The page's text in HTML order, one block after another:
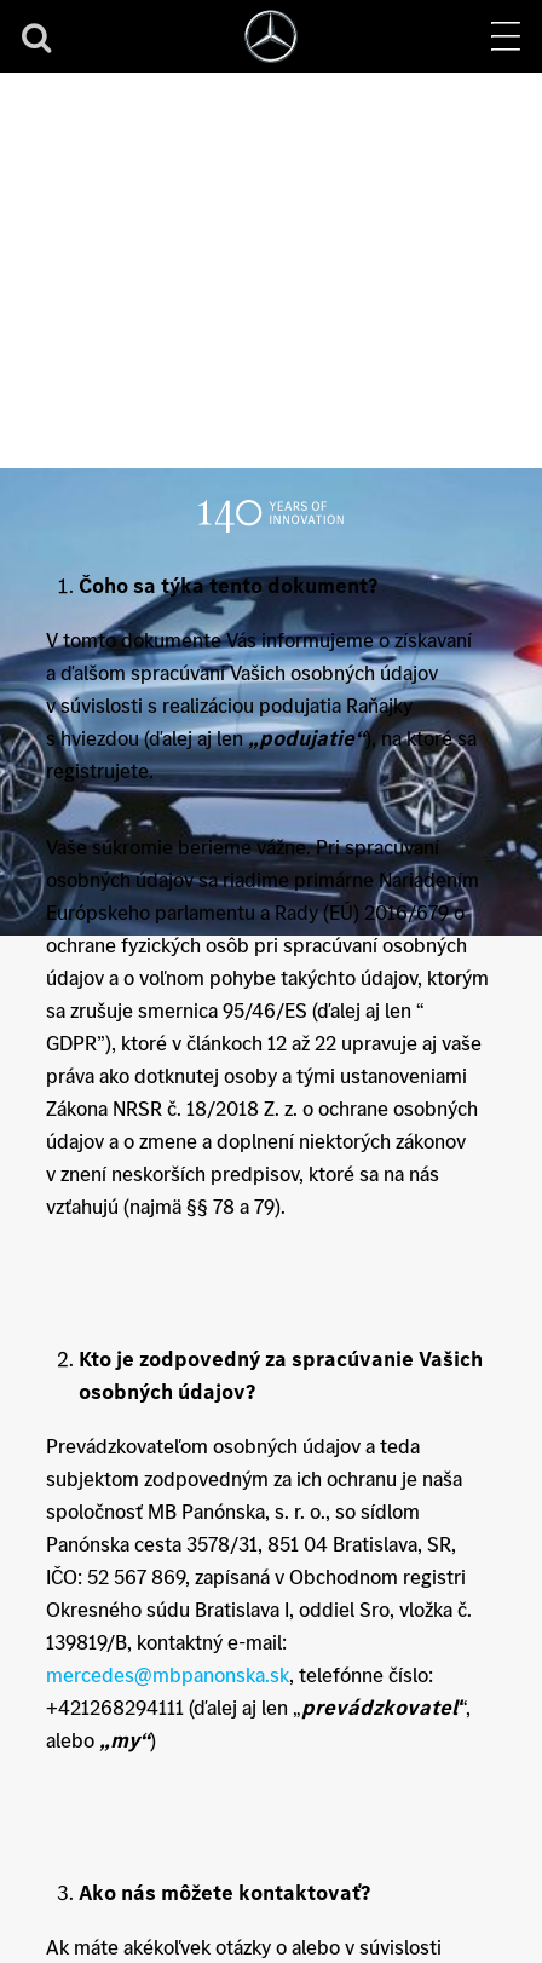
Čoho sa týka tento dokument?
V tomto dokumente Vás informujeme o získavaní
a ďalšom spracúvaní Vašich osobných údajov
v súvislosti s realizáciou podujatia Raňajky
s hviezdou (ďalej aj len„podujatie“), na ktoré sa
registrujete.
Vaše súkromie berieme vážne. Pri spracúvaní
osobných údajov sa riadime primárne Nariadením
Európskeho parlamentu a Rady (EÚ) 2016/679 o
ochrane fyzických osôb pri spracúvaní osobných
údajov a o voľnom pohybe takýchto údajov, ktorým
sa zrušuje smernica 95/46/ES (ďalej aj len “
GDPR”), ktoré v článkoch 12 až 22 upravuje aj vaše
práva ako dotknutej osoby a tými ustanoveniami
Zákona NRSR č. 18/2018 Z. z. o ochrane osobných
údajov a o zmene a doplnení niektorých zákonov
v znení neskorších predpisov, ktoré sa na nás
vzťahujú (najmä §§ 78 a 79).
Kto je zodpovedný za spracúvanie Vašich
osobných údajov?
Prevádzkovateľom osobných údajov a teda
subjektom zodpovedným za ich ochranu je naša
spoločnosť MB Panónska, s. r. o., so sídlom
Panónska cesta 3578/31, 851 04 Bratislava, SR,
IČO: 52 567 869, zapísaná v Obchodnom registri
Okresného súdu Bratislava I, oddiel Sro, vložka č.
139819/B, kontaktný e-mail:
mercedes@mbpanonska.sk, telefónne číslo:
+421268294111 (ďalej aj len „prevádzkovateľ“,
alebo „my“)
Ako nás môžete kontaktovať?
Ak máte akékoľvek otázky o alebo v súvislosti